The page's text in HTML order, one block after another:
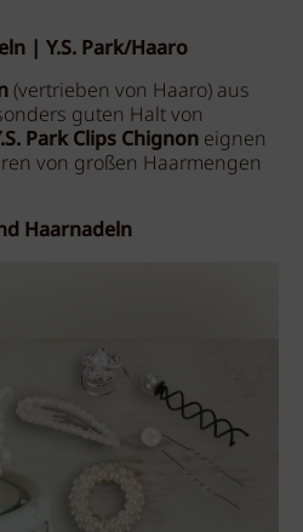
| Y.S. Park/Haaro
(vertrieben von Haaro) aus
guten Halt von
Park Clips Chignon eignen
von großen Haarmengen
Haarnadeln